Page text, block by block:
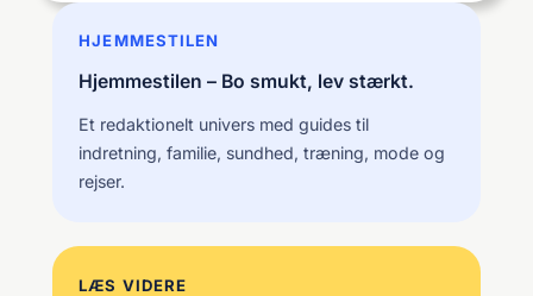
HJEMMESTILEN
Hjemmestilen – Bo smukt, lev stærkt.
Et redaktionelt univers med guides til
indretning, familie, sundhed, træning, mode og
rejser.
LÆS VIDERE